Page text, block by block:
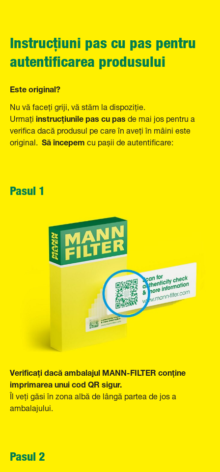
Instrucțiuni pas cu pas pentru
autentificarea produsului
Este original?
Nu vă faceți griji, vă stăm la dispoziție.
Urmați instrucțiunile pas cu pasde mai jos pentru a
verifica dacă produsul pe care în aveți în mâini este
original. Să începemcu pașii de autentificare:
Pasul 1
Verificați dacă ambalajul MANN-FILTER conține
imprimarea unui cod QR sigur.
Îl veți găsi în zona albă de lângă partea de jos a
ambalajului.
Pasul 2